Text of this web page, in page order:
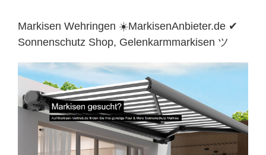
Markisen Wehringen ☀️MarkisenAnbieter.de ✔
Sonnenschutz Shop, Gelenkarmmarkisen ツ